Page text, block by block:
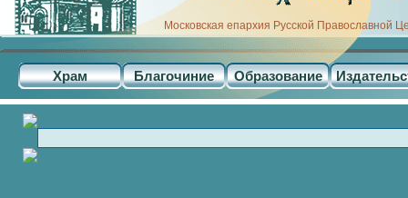
Московская епархия Русской Православной
Храм Благочиние Образование